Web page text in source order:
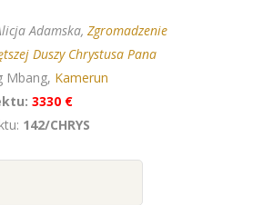
Adamska, Zgromadzenie
Duszy Chrystusa Pana
Mbang, Kamerun
3330 €
142/CHRYS